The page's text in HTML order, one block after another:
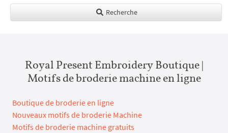
Recherche
Royal Present Embroidery Boutique |
Motifs de broderie machine en ligne
Boutique de broderie en ligne
Nouveaux motifs de broderie Machine
Motifs de broderie machine gratuits